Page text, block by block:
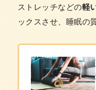
ストレッチなどの軽
ックスさせ、睡眠の